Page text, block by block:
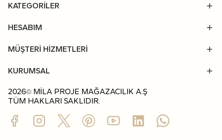
KATEGORİLER
HESABIM
MÜŞTERİ HİZMETLERİ
KURUMSAL
2026© MİLA PROJE MAĞAZACILIK A.Ş
TÜM HAKLARI SAKLIDIR.